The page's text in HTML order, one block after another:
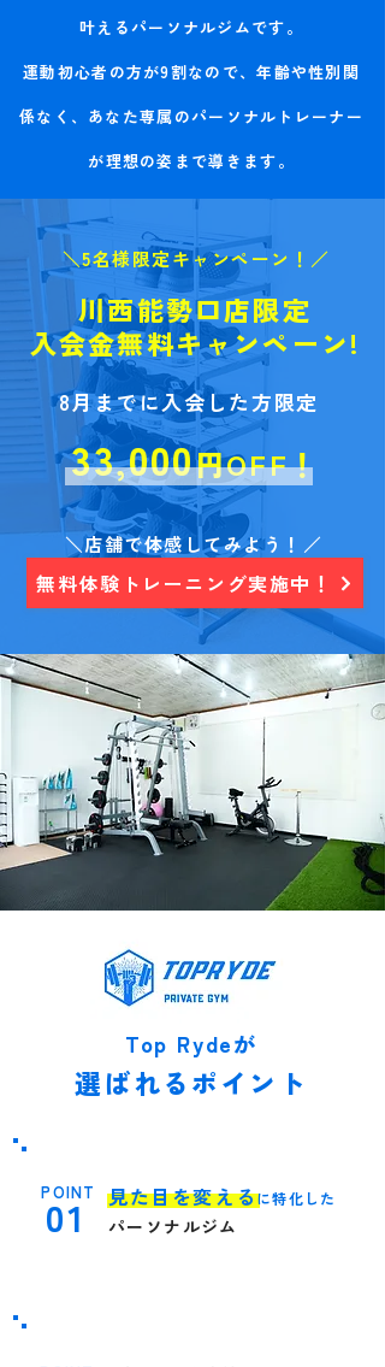
叶えるパーソナルジムです。
運動初心者の方が9割なので、年齢や性別関
係なく、あなた専属のパーソナルトレーナー
が理想の姿まで導きます。
＼5名様限定キャンペーン！／
川西能勢口店限定
入会金無料キャンペーン!
8月までに入会した方限定
33,000円OFF！
＼店舗で体感してみよう！／
無料体験トレーニング実施中！
Top Rydeが
選ばれるポイント
01
POINT 見た目を変えるに特化した
パーソ ナルジム